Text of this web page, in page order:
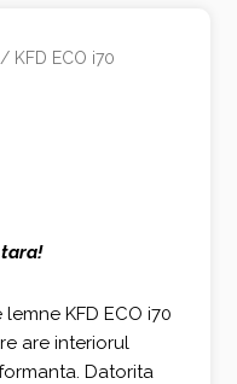
/ KFD ECO i70
KFD ECO i70
are interiorul
Datorita